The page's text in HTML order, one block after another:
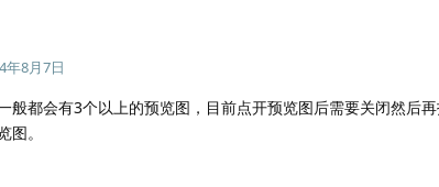
年8月7日
般都会有3个以上的预览图，目前点开预览图后需要关闭然后
图。